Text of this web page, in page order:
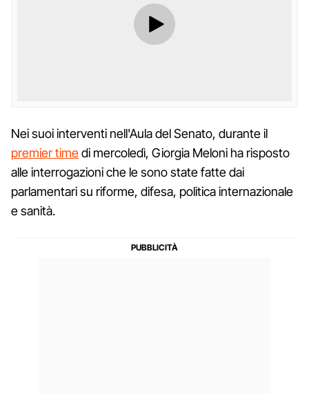
Nei suoi interventi nell'Aula del Senato, durante il
premier timedi mercoledì, Giorgia Meloni ha risposto
alle interrogazioni che le sono state fatte dai
parlamentari su riforme, difesa, politica internazionale
e sanità.